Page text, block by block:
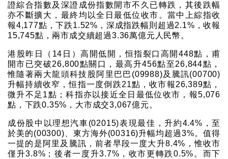
證綜合指數及深證成份指數開市不久已轉跌，其後跌幅
亦不斷擴大，最終均以全日最低位收市。當中上綜指收
報4,177點，下跌1.52%，深成指跌幅則超過2.1%，收報
15,745點，兩市成交續超過3.36萬億元人民幣。
港股昨日（14日）高開低開，恒指裂口高開448點，甫
開市已突破26,800點關口，最高升456點至26,844點，
惟隨著兩大龍頭科技股阿里巴巴(09988)及騰訊(00700)
升幅持續收窄，恒指一度倒跌21點，收市報26,389點，
微升不足1點；科指亦以接近全日最低位收市，報5,076
點，下跌0.35%，大市成交3,067億元。
成份股中以理想汽車(02015)表現最佳，升約4.4%，至
於美的(00300)、東方海外(00316)升幅均超過3%。值得
一提的是阿里及騰訊，前者早段一度大升8.4%，惟收市
僅升3.8%；後者一度升3.7%，收市更轉跌0.5%。而下